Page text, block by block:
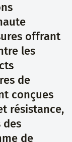
offrant
les
de
conçues
résistance,
des
de